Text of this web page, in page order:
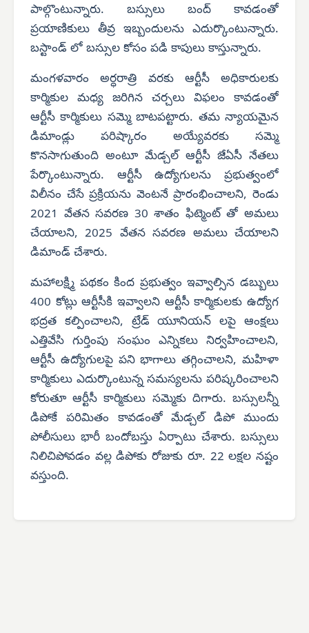
పాల్గొంటున్నారు. బస్సులు బంద్ కావడంతో
ప్రయాణికులు తీవ్ర ఇబ్బందులను ఎదుర్కొంటున్నారు.
బస్టాండ్ లో బస్సుల కోసం పడి కాపులు కాస్తున్నారు.
మంగళవారం అర్ధరాత్రి వరకు ఆర్టీసీ అధికారులకు
కార్మికుల మధ్య జరిగిన చర్చలు విఫలం కావడంతో
ఆర్టీసీ కార్మికులు సమ్మె బాటపట్టారు. తమ న్యాయమైన
డిమాండ్లు పరిష్కారం అయ్యేవరకు సమ్మె
కొనసాగుతుంది అంటూ మేడ్చల్ ఆర్టీసీ జేఏసీ నేతలు
పేర్కొంటున్నారు. ఆర్టీసీ ఉద్యోగులను ప్రభుత్వంలో
విలీనం చేసే ప్రక్రియను వెంటనే ప్రారంభించాలని, రెండు
2021 వేతన సవరణ 30 శాతం ఫిట్మెంట్ తో అమలు
చేయాలని, 2025 వేతన సవరణ అమలు చేయాలని
డిమాండ్ చేశారు.
మహాలక్ష్మి పథకం కింద ప్రభుత్వం ఇవ్వాల్సిన డబ్బులు
400 కోట్లు ఆర్టీసీకి ఇవ్వాలని ఆర్టీసీ కార్మికులకు ఉద్యోగ
భద్రత కల్పించాలని, ట్రేడ్ యూనియన్ లపై ఆంక్షలు
ఎత్తివేసి గుర్తింపు సంఘం ఎన్నికలు నిర్వహించాలని,
ఆర్టీసీ ఉద్యోగులపై పని భాగాలు తగ్గించాలని, మహిళా
కార్మికులు ఎదుర్కొంటున్న సమస్యలను పరిష్కరించాలని
కోరుతూ ఆర్టీసీ కార్మికులు సమ్మెకు దిగారు. బస్సులన్నీ
డిపోకే పరిమితం కావడంతో మేడ్చల్ డిపో ముందు
పోలీసులు భారీ బందోబస్తు ఏర్పాటు చేశారు. బస్సులు
నిలిచిపోవడం వల్ల డిపోకు రోజుకు రూ. 22 లక్షల నష్టం
వస్తుంది.